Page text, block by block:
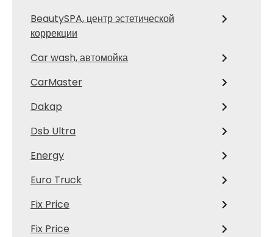
BeautySPA, центр эстетической
коррекции
Car wash, автомойка
CarMaster
Dakap
Dsb Ultra
Energy
Euro Truck
Fix Price
Fix Price